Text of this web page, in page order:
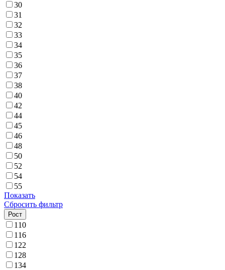
30
31
32
33
34
35
36
37
38
40
42
44
45
46
48
50
52
54
55
Показать
Сбросить фильтр
Рост
110
116
122
128
134